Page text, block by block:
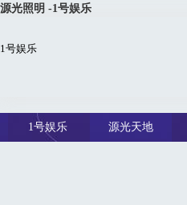
源光照明 -1号娱乐
1号娱乐
1号娱乐 源光天地